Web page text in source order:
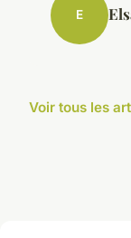
E
Voir tous les